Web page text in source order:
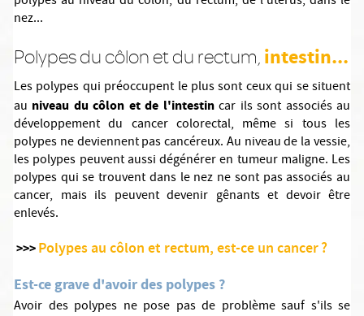
nez...
Polypes du côlon et du rectum, intestin...
Les polypes qui préoccupent le plus sont ceux qui se situent
au niveau du côlon et de l'intestincar ils sont associés au
développement du cancer colorectal, même si tous les
polypes ne deviennent pas cancéreux. Au niveau de la vessie,
les polypes peuvent aussi dégénérer en tumeur maligne. Les
polypes qui se trouvent dans le nez ne sont pas associés au
cancer, mais ils peuvent devenir gênants et devoir être
enlevés.
>>>Polypes au côlon et rectum, est-ce un cancer ?
Est-ce grave d'avoir des polypes ?
Avoir des polypes ne pose pas de problème sauf s'ils se